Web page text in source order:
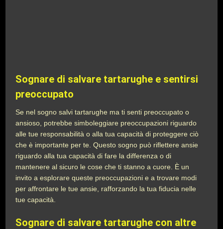
Sognare di salvare tartarughe e sentirsi
preoccupato
Se nel sogno salvi tartarughe ma ti senti preoccupato o
ansioso, potrebbe simboleggiare preoccupazioni riguardo
alle tue responsabilità o alla tua capacità di proteggere ciò
che è importante per te. Questo sogno può riflettere ansie
riguardo alla tua capacità di fare la differenza o di
mantenere al sicuro le cose che ti stanno a cuore. È un
invito a esplorare queste preoccupazioni e a trovare modi
per affrontare le tue ansie, rafforzando la tua fiducia nelle
tue capacità.
Sognare di salvare tartarughe con altre